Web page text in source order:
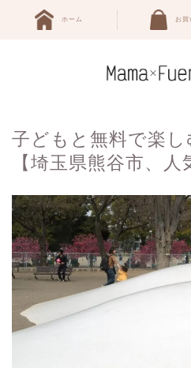
ホーム お買
子どもと無料で楽し
【埼玉県熊谷市、人